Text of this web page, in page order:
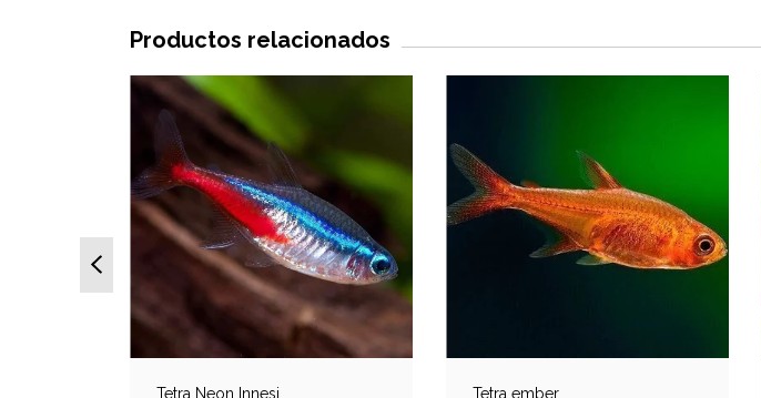
Productos relacionados
Tetra Neon Innesi Tetra ember